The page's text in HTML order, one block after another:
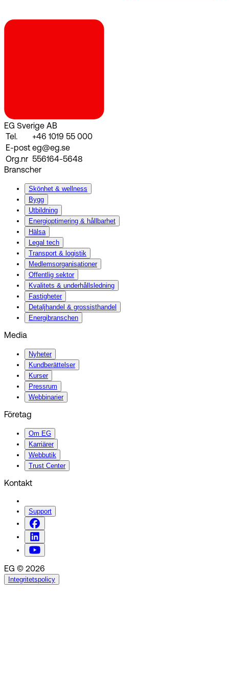
EG Sverige AB
Tel.
+46 1019 55 000
E-post eg@eg.se
Org.nr 556164-5648
Branscher
Skönhet & wellness
Bygg
Utbildning
Energi­optimering & hållbarhet
Hälsa
Legal tech
Transport & logistik
Medlemsorganisationer
Offentlig sektor
Kvalitets & underhållsledning
Fastigheter
Detaljhandel & grossisthandel
Energibranschen
Media
Nyheter
Kundberättelser
Kurser
Pressrum
Webbinarier
Företag
Om EG
Karriärer
Webbutik
Trust Center
Kontakt
Support
EG © 2026
Integritetspolicy